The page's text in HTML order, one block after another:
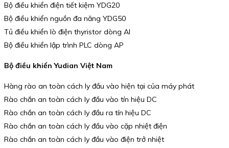
Bộ điều khiển điện tiết kiệm YDG20
Bộ điều khiển nguồn đa năng YDG50
Tủ điều khiển lò điện thyristor dòng AI
Bộ điều khiển lập trình PLC dòng AP
Bộ điều khiển Yudian Việt Nam
Hàng rào an toàn cách ly đầu vào hiện tại của máy phát
Rào chắn an toàn cách ly đầu vào tín hiệu DC
Rào chắn an toàn cách ly đầu ra tín hiệu DC
Rào chắn an toàn cách ly đầu vào cặp nhiệt điện
Rào chắn an toàn cách ly đầu vào điện trở nhiệt